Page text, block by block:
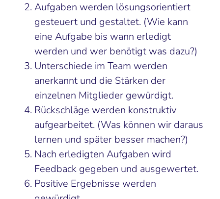
Aufgaben werden lösungsorientiert
gesteuert und gestaltet. (Wie kann
eine Aufgabe bis wann erledigt
werden und wer benötigt was dazu?)
Unterschiede im Team werden
anerkannt und die Stärken der
einzelnen Mitglieder gewürdigt.
Rückschläge werden konstruktiv
aufgearbeitet. (Was können wir daraus
lernen und später besser machen?)
Nach erledigten Aufgaben wird
Feedback gegeben und ausgewertet.
Positive Ergebnisse werden